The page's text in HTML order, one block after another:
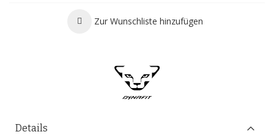
Zur Wunschliste hinzufügen
Details